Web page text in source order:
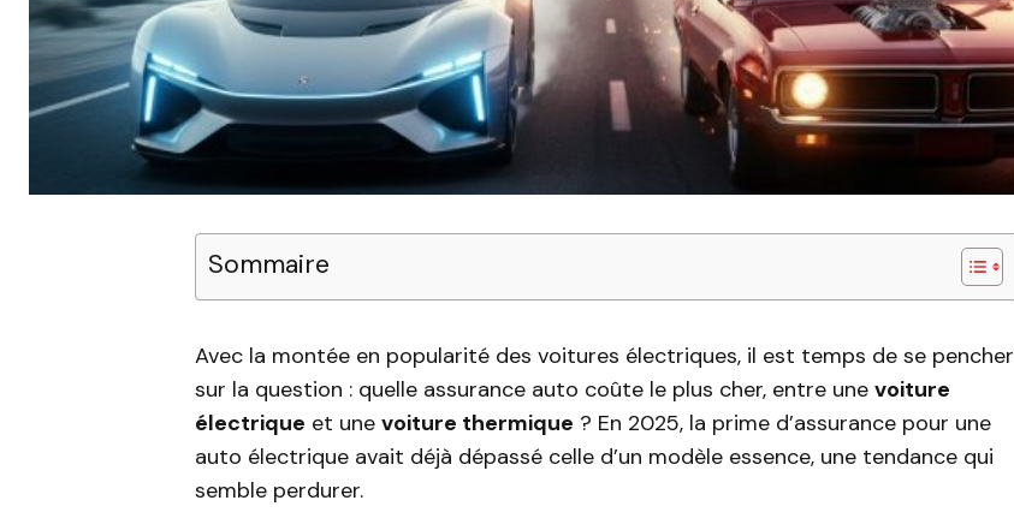
Sommaire
Avec la montée en popularité des voitures électriques, il est temps de se pencher
sur la question : quelle assurance auto coûte le plus cher, entre une voiture
électrique et une voiture thermique ? En 2025, la prime d’assurance pour une
auto électrique avait déjà dépassé celle d’un modèle essence, une tendance qui
semble perdurer.